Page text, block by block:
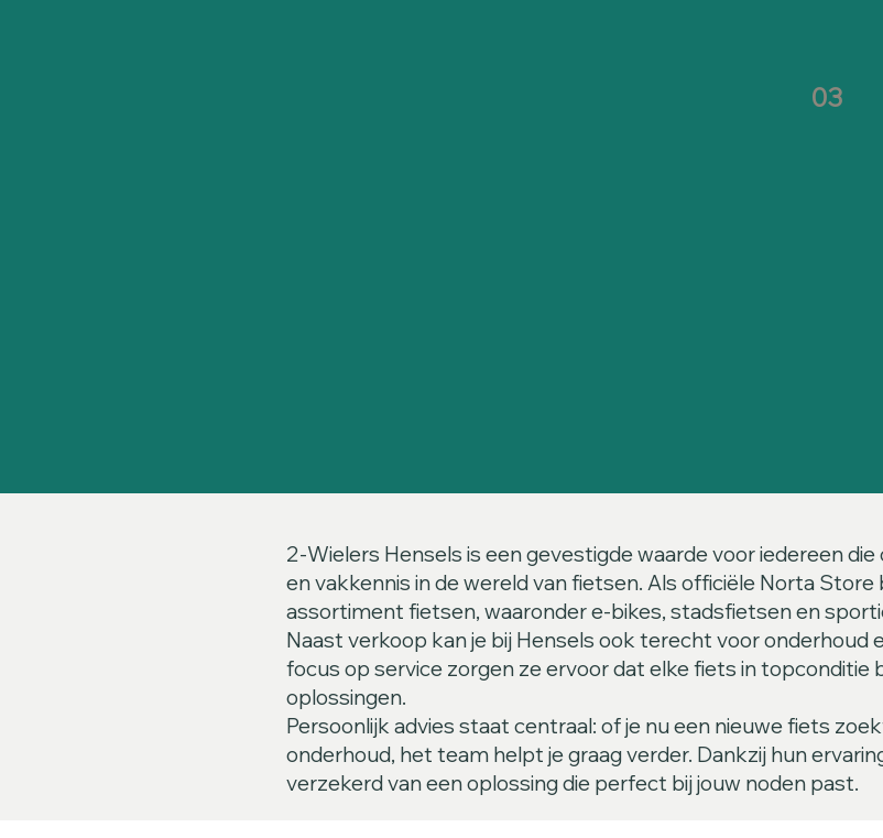
03
2-Wielers Hensels is een gevestigde waarde voor iedereen
en vakkennis in de wereld van fietsen. Als officiële Norta
assortiment fietsen, waaronder e-bikes, stadsfietsen en
Naast verkoop kan je bij Hensels ook terecht voor onderhoud
focus op service zorgen ze ervoor dat elke fiets in
oplossingen.
Persoonlijk advies staat centraal: of je nu een nieuwe fiets
onderhoud, het team helpt je graag verder. Dankzij hun
verzekerd van een oplossing die perfect bij jouw noden past.